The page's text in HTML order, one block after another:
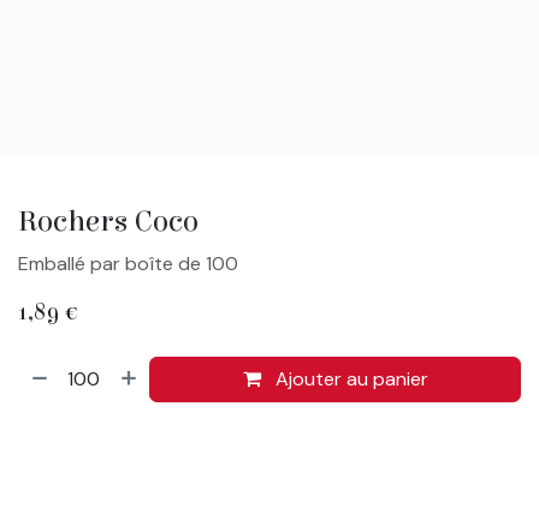
Rochers Coco
Emballé par boîte de 100
1,89 €
Ajouter au panier